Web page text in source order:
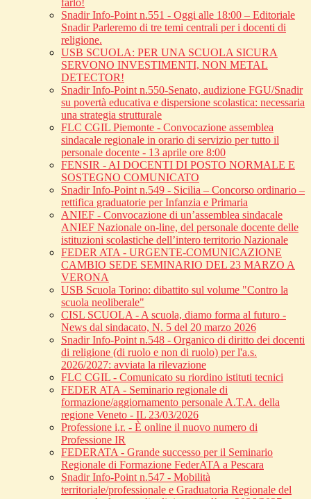
farlo!
Snadir Info-Point n.551 - Oggi alle 18:00 – Editoriale
Snadir Parleremo di tre temi centrali per i docenti di
religione.
USB SCUOLA: PER UNA SCUOLA SICURA
SERVONO INVESTIMENTI, NON METAL
DETECTOR!
Snadir Info-Point n.550-Senato, audizione FGU/Snadir
su povertà educativa e dispersione scolastica: necessaria
una strategia strutturale
FLC CGIL Piemonte - Convocazione assemblea
sindacale regionale in orario di servizio per tutto il
personale docente - 13 aprile ore 8:00
FENSIR - AI DOCENTI DI POSTO NORMALE E
SOSTEGNO COMUNICATO
Snadir Info-Point n.549 - Sicilia – Concorso ordinario –
rettifica graduatorie per Infanzia e Primaria
ANIEF - Convocazione di un’assemblea sindacale
ANIEF Nazionale on-line, del personale docente delle
istituzioni scolastiche dell’intero territorio Nazionale
FEDER ATA - URGENTE-COMUNICAZIONE
CAMBIO SEDE SEMINARIO DEL 23 MARZO A
VERONA
USB Scuola Torino: dibattito sul volume "Contro la
scuola neoliberale"
CISL SCUOLA - A scuola, diamo forma al futuro -
News dal sindacato, N. 5 del 20 marzo 2026
Snadir Info-Point n.548 - Organico di diritto dei docenti
di religione (di ruolo e non di ruolo) per l'a.s.
2026/2027: avviata la rilevazione
FLC CGIL - Comunicato su riordino istituti tecnici
FEDER ATA - Seminario regionale di
formazione/aggiornamento personale A.T.A. della
regione Veneto - IL 23/03/2026
Professione i.r. - È online il nuovo numero di
Professione IR
FEDERATA - Grande successo per il Seminario
Regionale di Formazione FederATA a Pescara
Snadir Info-Point n.547 - Mobilità
territoriale/professionale e Graduatoria Regionale del